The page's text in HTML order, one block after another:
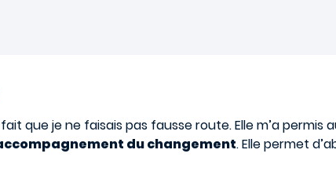
que je ne faisais pas fausse route. Elle m’a permis
du changement. Elle permet